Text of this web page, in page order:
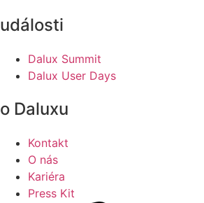
události
Dalux Summit
Dalux User Days
o Daluxu
Kontakt
O nás
Kariéra
Press Kit